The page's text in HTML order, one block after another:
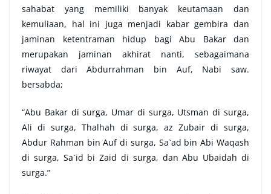
sahabat yang memiliki banyak keutamaan dan
kemuliaan, hal ini juga menjadi kabar gembira dan
jaminan ketentraman hidup bagi Abu Bakar dan
merupakan jaminan akhirat nanti, sebagaimana
riwayat dari Abdurrahman bin Auf, Nabi saw.
bersabda;
“Abu Bakar di surga, Umar di surga, Utsman di surga,
Ali di surga, Thalhah di surga, az Zubair di surga,
Abdur Rahman bin Auf di surga, Sa`ad bin Abi Waqash
di surga, Sa`id bi Zaid di surga, dan Abu Ubaidah di
surga.”